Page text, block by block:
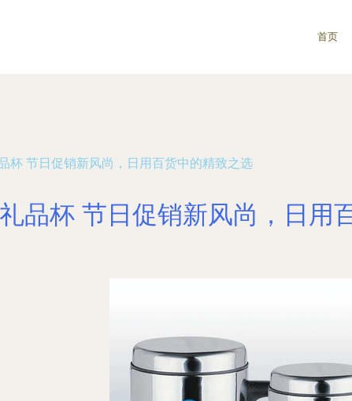
首页
杯 节日促销新风尚，日用百货中的精致之选
礼品杯 节日促销新风尚，日用